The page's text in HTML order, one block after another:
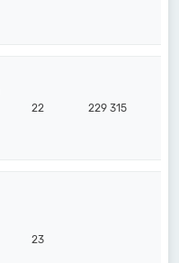
22 229 315
23